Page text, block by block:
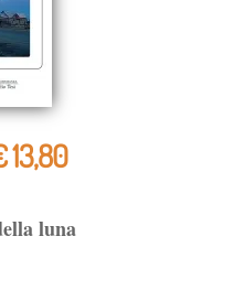
13,80
luna